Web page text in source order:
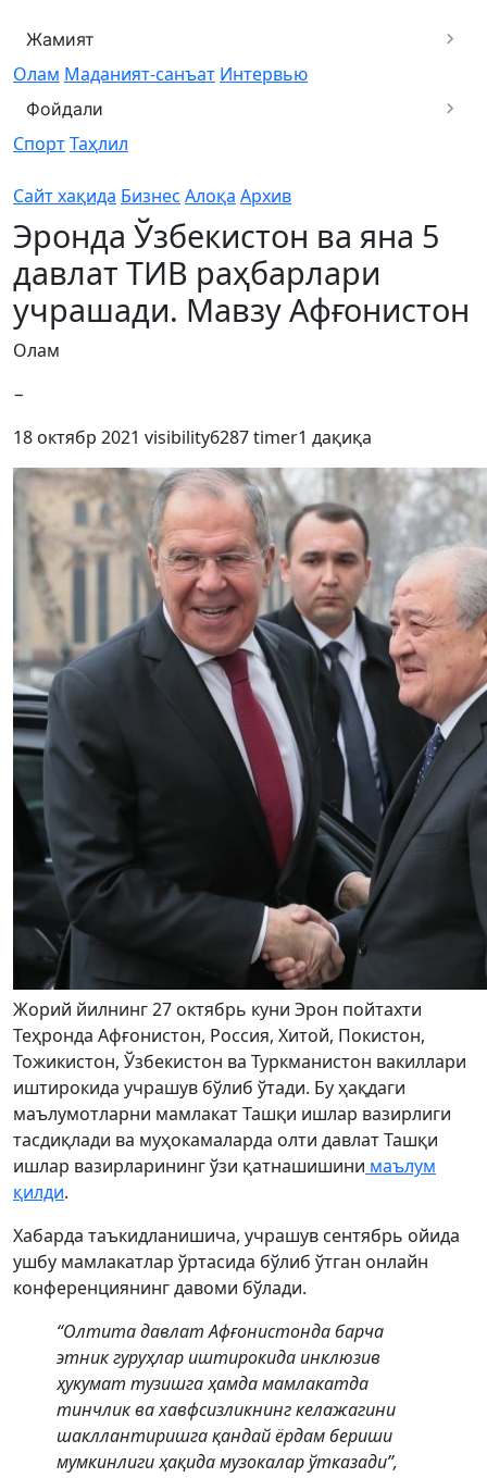
Жамият
Олам Маданият-санъат Интервью
Фойдали
СпортТаҳлил
Сайт хақида Бизнес Алоқа Архив
Эронда Ўзбекистон ва яна 5
давлат ТИВ раҳбарлари
учрашади. Мавзу Афғонистон
Олам
−
18 октябр 2021 visibility6287timer1 дақиқа
Жорий йилнинг 27 октябрь куни Эрон пойтахти
Теҳронда Афғонистон, Россия, Хитой, Покистон,
Тожикистон, Ўзбекистон ва Туркманистон вакиллари
иштирокида учрашув бўлиб ўтади. Бу ҳақдаги
маълумотларни мамлакат Ташқи ишлар вазирлиги
тасдиқлади ва муҳокамаларда олти давлат Ташқи
ишлар вазирларининг ўзи қатнашишини маълум
қилди.
Хабарда таъкидланишича, учрашув сентябрь ойида
ушбу мамлакатлар ўртасида бўлиб ўтган онлайн
конференциянинг давоми бўлади.
“Олтита давлат Афғонистонда барча
этник гуруҳлар иштирокида инклюзив
ҳукумат тузишга ҳамда мамлакатда
тинчлик ва хавфсизликнинг келажагини
шакллантиришга қандай ёрдам бериши
мумкинлиги ҳақида музокалар ўтказади”,